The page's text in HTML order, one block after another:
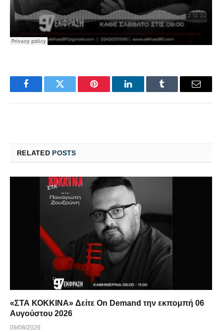
FacebookTwitter Pinterest LinkedInTumblr Email
RELATED POSTS
«ΣΤΑ ΚΟΚΚΙΝΑ» Δείτε On Demand την εκπομπή 06
Αυγούστου 2026
09/08/2026